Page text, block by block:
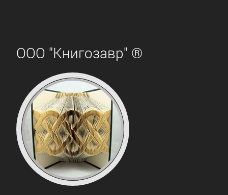
ООО "Книгозавр" ®